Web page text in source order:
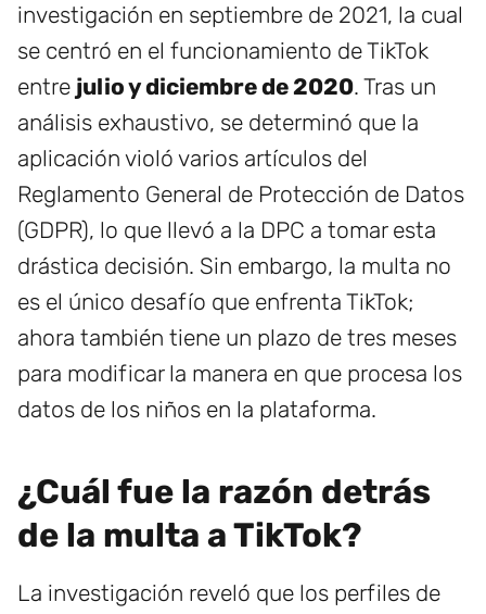
investigación en septiembre de 2021, la cual
se centró en el funcionamiento de TikTok
entre julio y diciembre de 2020. Tras un
análisis exhaustivo, se determinó que la
aplicación violó varios artículos del
Reglamento General de Protección de Datos
(GDPR), lo que llevó a la DPC a tomar esta
drástica decisión. Sin embargo, la multa no
es el único desafío que enfrenta TikTok;
ahora también tiene un plazo de tres meses
para modificar la manera en que procesa los
datos de los niños en la plataforma.
¿Cuál fue la razón detrás
de la multa a TikTok?
La investigación reveló que los perfiles de